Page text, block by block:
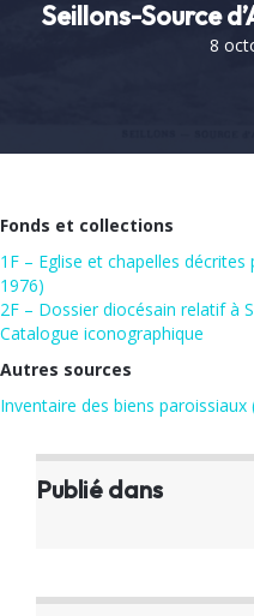
Seillons-Source
8
Fonds et collections
1F – Eglise et chapelles
1976)
2F – Dossier diocésain relatif à
Catalogue iconographique
Autres sources
Inventaire des biens paroissiaux
Publié dans